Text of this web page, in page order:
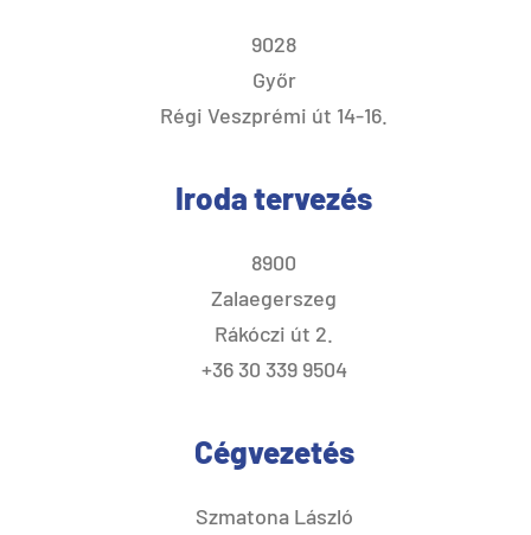
9028
Győr
Régi Veszprémi út 14-16.
Iroda tervezés
8900
Zalaegerszeg
Rákóczi út 2.
+36 30 339 9504
Cégvezetés
Szmatona László